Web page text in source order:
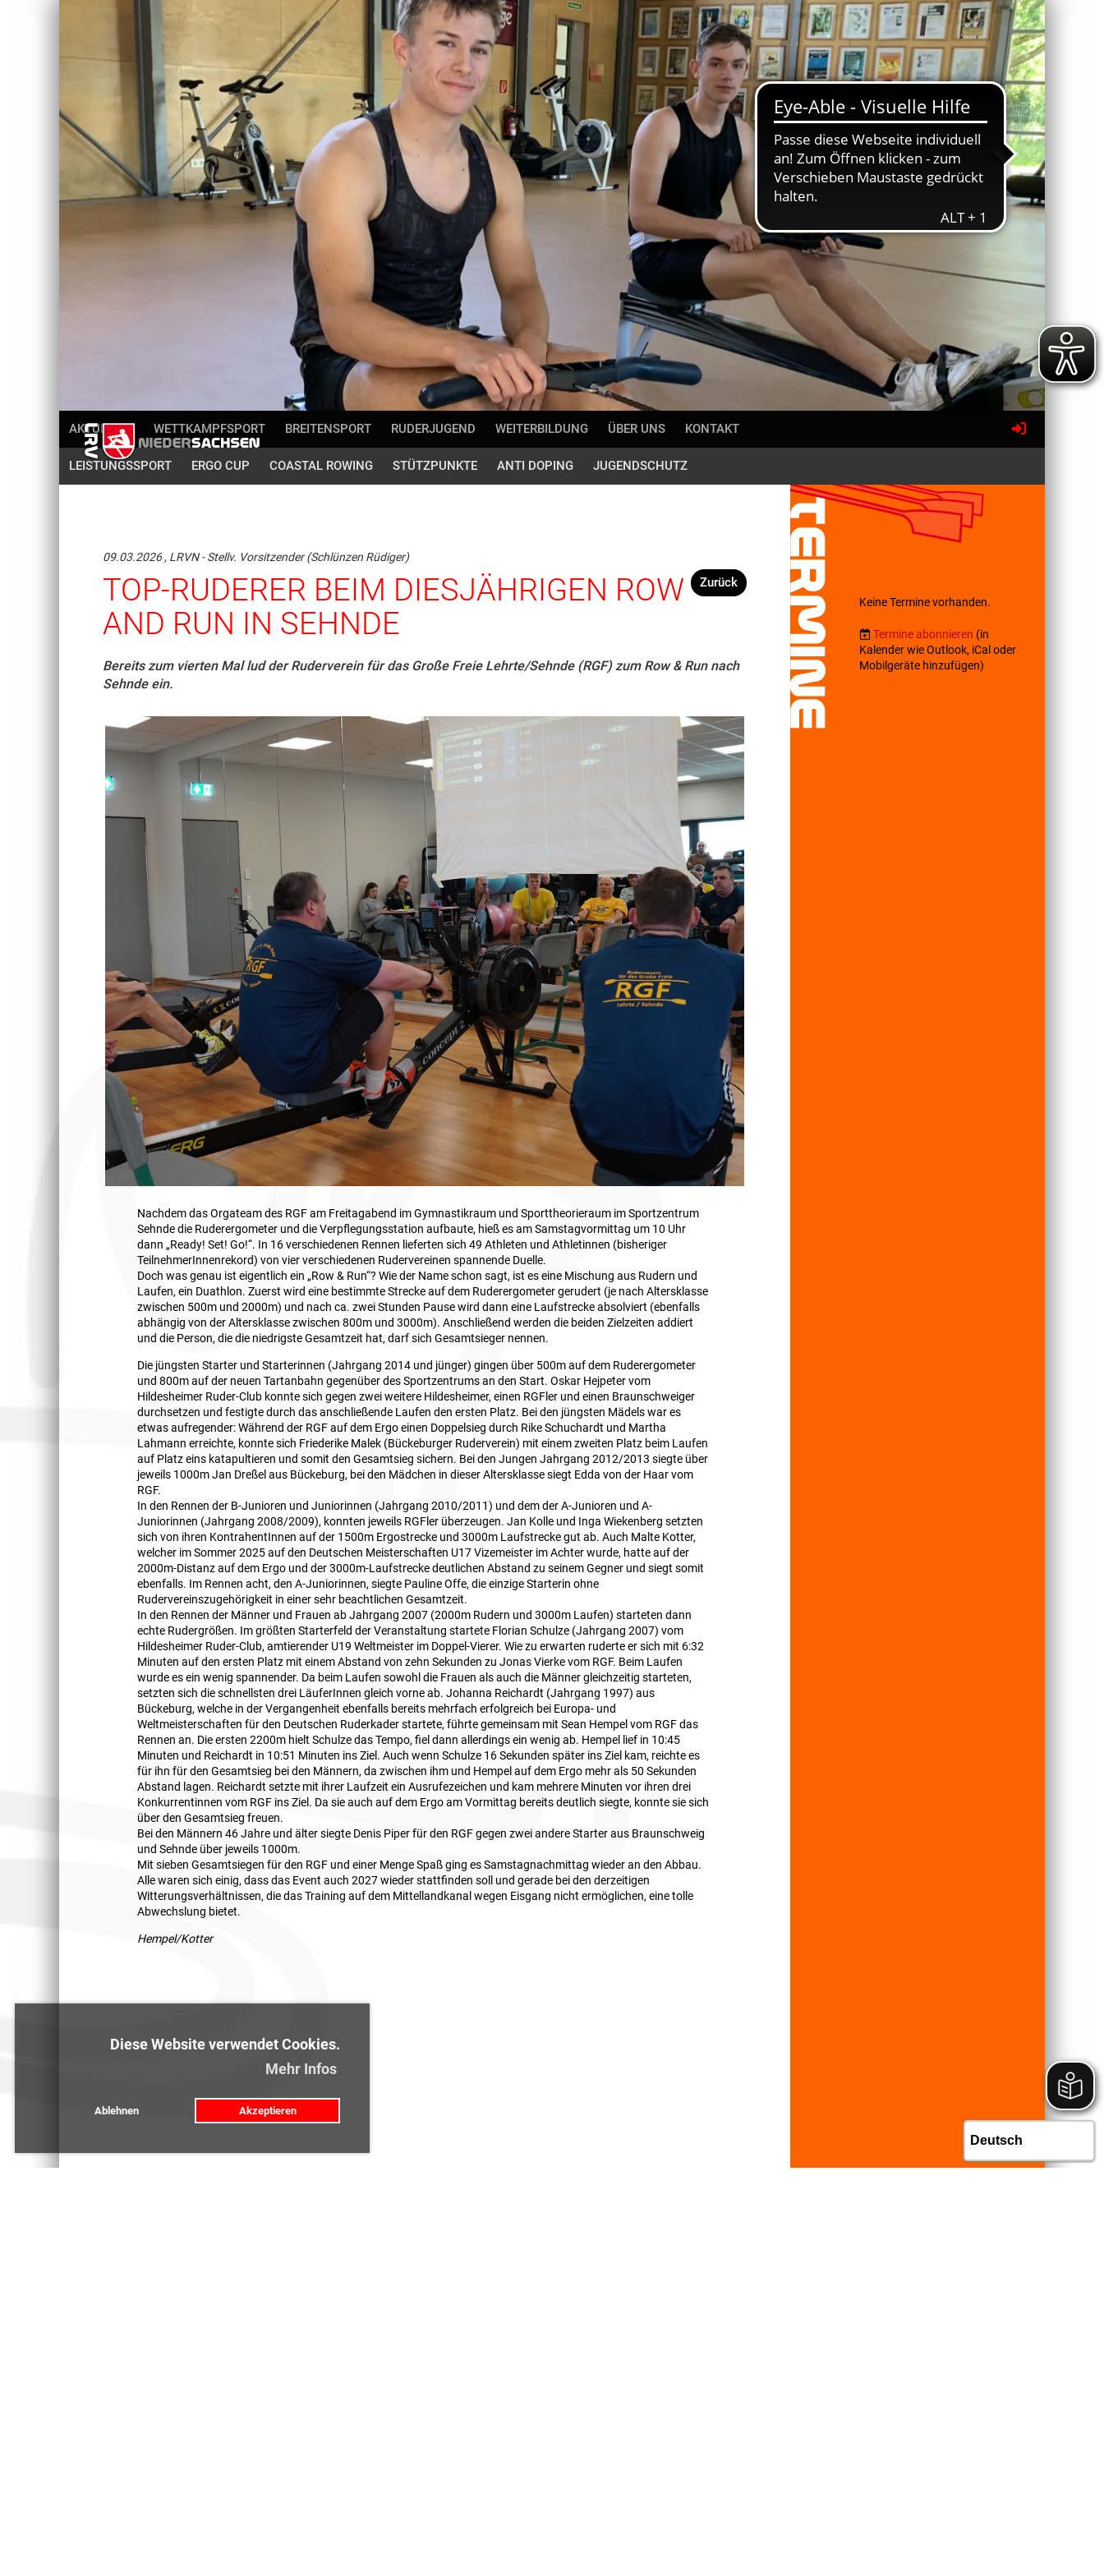
Diese Website verwendet Cookies.
Mehr Infos
Ablehnen Akzeptieren
AKTUELLES WETTKAMPFSPORT BREITENSPORT RUDERJUGEND WEITERBILDUNG ÜBER UNS KONTAKT
LEISTUNGSSPORT ERGO CUP COASTAL ROWING STÜTZPUNKTE ANTI DOPING JUGENDSCHUTZ
Zurück
09.03.2026, LRVN - Stellv. Vorsitzender (Schlünzen Rüdiger)
TOP-RUDERER BEIM DIESJÄHRIGEN ROW
AND RUN IN SEHNDE
Bereits zum vierten Mal lud der Ruderverein für das Große Freie Lehrte/Sehnde (RGF) zum Row & Run nach
Sehnde ein.
Nachdem das Orgateam des RGF am Freitagabend im Gymnastikraum und Sporttheorieraum im Sportzentrum
Sehnde die Ruderergometer und die Verpflegungsstation aufbaute, hieß es am Samstagvormittag um 10 Uhr
dann „Ready! Set! Go!“. In 16 verschiedenen Rennen lieferten sich 49 Athleten und Athletinnen (bisheriger
TeilnehmerInnenrekord) von vier verschiedenen Rudervereinen spannende Duelle.
Doch was genau ist eigentlich ein „Row & Run“? Wie der Name schon sagt, ist es eine Mischung aus Rudern und
Laufen, ein Duathlon. Zuerst wird eine bestimmte Strecke auf dem Ruderergometer gerudert (je nach Altersklasse
zwischen 500m und 2000m) und nach ca. zwei Stunden Pause wird dann eine Laufstrecke absolviert (ebenfalls
abhängig von der Altersklasse zwischen 800m und 3000m). Anschließend werden die beiden Zielzeiten addiert
und die Person, die die niedrigste Gesamtzeit hat, darf sich Gesamtsieger nennen.
Die jüngsten Starter und Starterinnen (Jahrgang 2014 und jünger) gingen über 500m auf dem Ruderergometer
und 800m auf der neuen Tartanbahn gegenüber des Sportzentrums an den Start. Oskar Hejpeter vom
Hildesheimer Ruder-Club konnte sich gegen zwei weitere Hildesheimer, einen RGFler und einen Braunschweiger
durchsetzen und festigte durch das anschließende Laufen den ersten Platz. Bei den jüngsten Mädels war es
etwas aufregender: Während der RGF auf dem Ergo einen Doppelsieg durch Rike Schuchardt und Martha
Lahmann erreichte, konnte sich Friederike Malek (Bückeburger Ruderverein) mit einem zweiten Platz beim Laufen
auf Platz eins katapultieren und somit den Gesamtsieg sichern. Bei den Jungen Jahrgang 2012/2013 siegte über
jeweils 1000m Jan Dreßel aus Bückeburg, bei den Mädchen in dieser Altersklasse siegt Edda von der Haar vom
RGF.
In den Rennen der B-Junioren und Juniorinnen (Jahrgang 2010/2011) und dem der A-Junioren und A-
Juniorinnen (Jahrgang 2008/2009), konnten jeweils RGFler überzeugen. Jan Kolle und Inga Wiekenberg setzten
sich von ihren KontrahentInnen auf der 1500m Ergostrecke und 3000m Laufstrecke gut ab. Auch Malte Kotter,
welcher im Sommer 2025 auf den Deutschen Meisterschaften U17 Vizemeister im Achter wurde, hatte auf der
2000m-Distanz auf dem Ergo und der 3000m-Laufstrecke deutlichen Abstand zu seinem Gegner und siegt somit
ebenfalls. Im Rennen acht, den A-Juniorinnen, siegte Pauline Offe, die einzige Starterin ohne
Rudervereinszugehörigkeit in einer sehr beachtlichen Gesamtzeit.
In den Rennen der Männer und Frauen ab Jahrgang 2007 (2000m Rudern und 3000m Laufen) starteten dann
echte Rudergrößen. Im größten Starterfeld der Veranstaltung startete Florian Schulze (Jahrgang 2007) vom
Hildesheimer Ruder-Club, amtierender U19 Weltmeister im Doppel-Vierer. Wie zu erwarten ruderte er sich mit 6:32
Minuten auf den ersten Platz mit einem Abstand von zehn Sekunden zu Jonas Vierke vom RGF. Beim Laufen
wurde es ein wenig spannender. Da beim Laufen sowohl die Frauen als auch die Männer gleichzeitig starteten,
setzten sich die schnellsten drei LäuferInnen gleich vorne ab. Johanna Reichardt (Jahrgang 1997) aus
Bückeburg, welche in der Vergangenheit ebenfalls bereits mehrfach erfolgreich bei Europa- und
Weltmeisterschaften für den Deutschen Ruderkader startete, führte gemeinsam mit Sean Hempel vom RGF das
Rennen an. Die ersten 2200m hielt Schulze das Tempo, fiel dann allerdings ein wenig ab. Hempel lief in 10:45
Minuten und Reichardt in 10:51 Minuten ins Ziel. Auch wenn Schulze 16 Sekunden später ins Ziel kam, reichte es
für ihn für den Gesamtsieg bei den Männern, da zwischen ihm und Hempel auf dem Ergo mehr als 50 Sekunden
Abstand lagen. Reichardt setzte mit ihrer Laufzeit ein Ausrufezeichen und kam mehrere Minuten vor ihren drei
Konkurrentinnen vom RGF ins Ziel. Da sie auch auf dem Ergo am Vormittag bereits deutlich siegte, konnte sie sich
über den Gesamtsieg freuen.
Bei den Männern 46 Jahre und älter siegte Denis Piper für den RGF gegen zwei andere Starter aus Braunschweig
und Sehnde über jeweils 1000m.
Mit sieben Gesamtsiegen für den RGF und einer Menge Spaß ging es Samstagnachmittag wieder an den Abbau.
Alle waren sich einig, dass das Event auch 2027 wieder stattfinden soll und gerade bei den derzeitigen
Witterungsverhältnissen, die das Training auf dem Mittellandkanal wegen Eisgang nicht ermöglichen, eine tolle
Abwechslung bietet.
Hempel/Kotter
Keine Termine vorhanden.
Termine abonnieren (in
Kalender wie Outlook, iCal oder
Mobilgeräte hinzufügen)